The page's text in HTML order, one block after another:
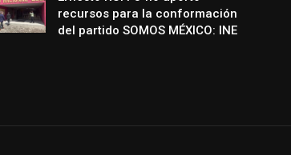
recursos para la conformación
del partido SOMOS MÉXICO: INE